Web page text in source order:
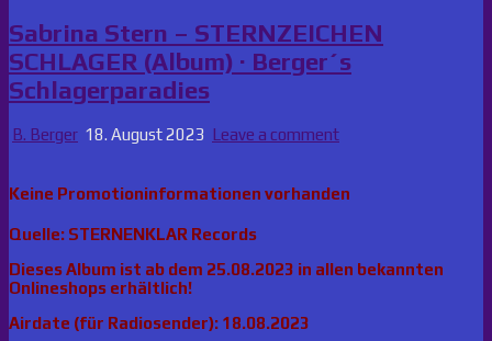
Sabrina Stern – STERNZEICHEN
SCHLAGER (Album) · Berger´s
Schlagerparadies
B. Berger 18. August 2023 Leave a comment
Keine Promotioninformationen vorhanden
Quelle: STERNENKLAR Records
Dieses Album ist ab dem 25.08.2023 in allen bekannten
Onlineshops erhältlich!
Airdate (für Radiosender): 18.08.2023